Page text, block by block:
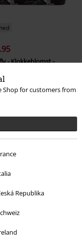
Shop for customers from
Republika
- Klokkeblomst -